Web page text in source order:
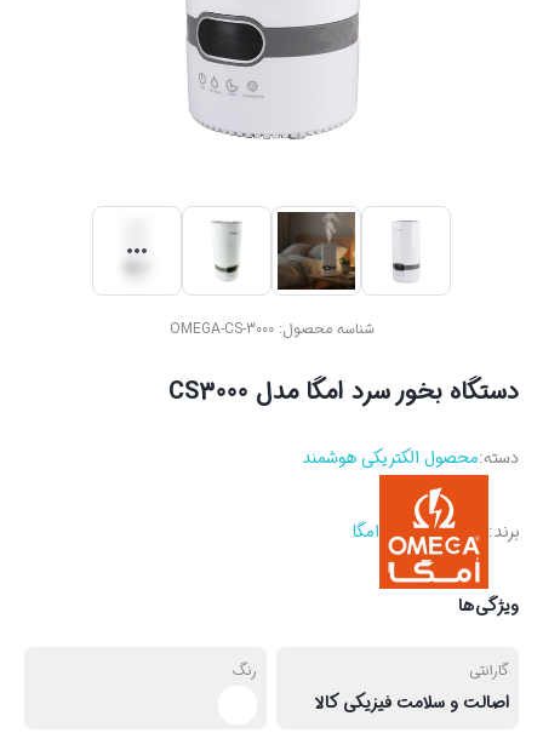
شناسه محصول:OMEGA-CS-3000
دستگاه بخور سرد امگا مدل CS3000
دسته:محصول الکتریکی هوشمند
برند: امگا
ویژگی‌ها
گارانتی
اصالت و سلامت فیزیکی کالا
رنگ